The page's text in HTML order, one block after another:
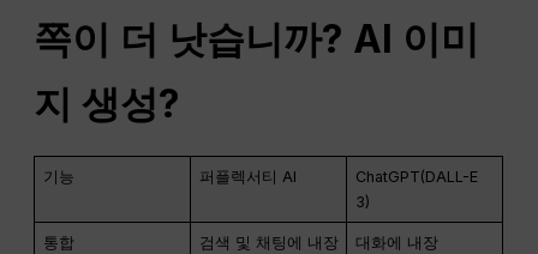
쪽이 더 낫습니까? AI 이미
지 생성?
기능 퍼플렉서티 AI
ChatGPT(DALL-E
3)
통합 검색 및 채팅에 내장 대화에 내장